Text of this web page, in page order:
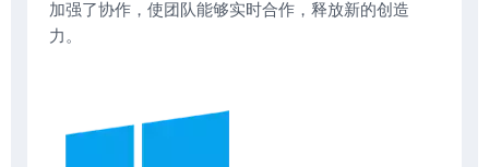
加强了协作，使团队能够实时合作，释放新的创造
力。